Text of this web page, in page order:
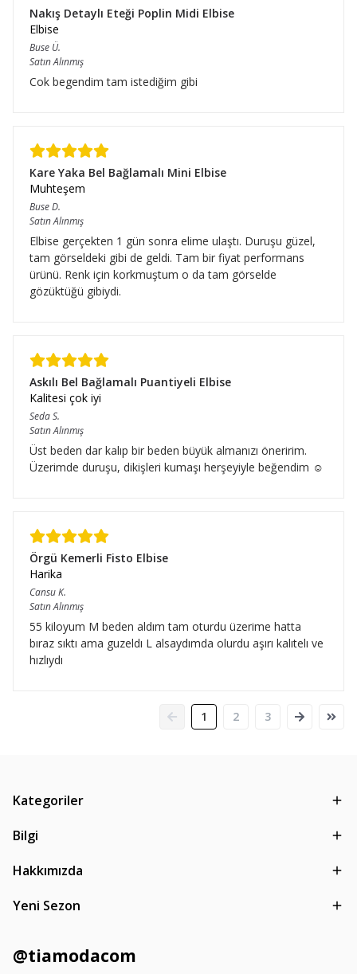
Nakış Detaylı Eteği Poplin Midi Elbise
Elbise
Buse Ü.
Satın Alınmış
Cok begendim tam istediğim gibi
Kare Yaka Bel Bağlamalı Mini Elbise
Muhteşem
BuseD.
Satın Alınmış
Elbise gerçekten 1 gün sonra elime ulaştı. Duruşu güzel,
tam görseldeki gibi de geldi. Tam bir fiyat performans
ürünü. Renk için korkmuştum o da tam görselde
gözüktüğü gibiydi.
Askılı Bel Bağlamalı Puantiyeli Elbise
Kalitesi çok iyi
SedaS.
Satın Alınmış
Üst beden dar kalıp bir beden büyük almanızı öneririm.
Üzerimde duruşu, dikişleri kumaşı herşeyiyle beğendim ☺️
Örgü Kemerli Fisto Elbise
Harika
CansuK.
Satın Alınmış
55 kiloyum M beden aldım tam oturdu üzerime hatta
bıraz sıktı ama guzeldı L alsaydımda olurdu aşırı kalıtelı ve
hızlıydı
1 2 3
Kategoriler
Bilgi
Hakkımızda
Yeni Sezon
@tiamodacom